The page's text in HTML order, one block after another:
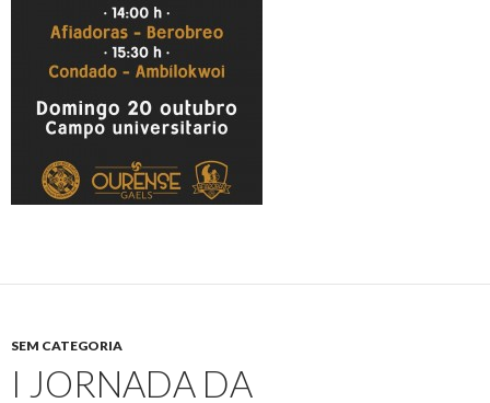
SEM CATEGORIA
I JORNADA DA